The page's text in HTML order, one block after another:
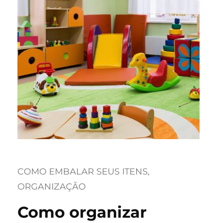
COMO EMBALAR SEUS ITENS
ORGANIZAÇÃO
Como organizar